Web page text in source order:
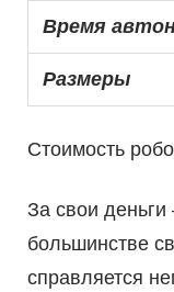
Время
Размеры
Стоимость
За свои
большинстве
справляется